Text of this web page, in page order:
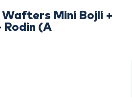
Wafters Mini Bojli +
Rodin (A